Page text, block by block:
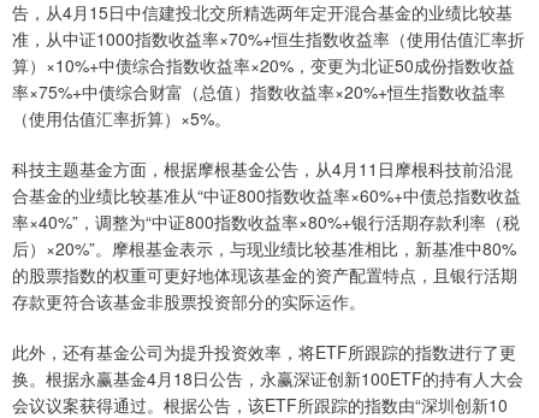
告，从4月15日中信建投北交所精选两年定开混合基金的业绩比较基
准，从中证1000指数收益率×70%+恒生指数收益率（使用估值汇率折
算）×10%+中债综合指数收益率×20%，变更为北证50成份指数收益
率×75%+中债综合财富（总值）指数收益率×20%+恒生指数收益率
（使用估值汇率折算）×5%。
科技主题基金方面，根据摩根基金公告，从4月11日摩根科技前沿混
合基金的业绩比较基准从“中证800指数收益率×60%+中债总指数收益
率×40%”，调整为“中证800指数收益率×80%+银行活期存款利率（税
后）×20%”。摩根基金表示，与现业绩比较基准相比，新基准中80%
的股票指数的权重可更好地体现该基金的资产配置特点，且银行活期
存款更符合该基金非股票投资部分的实际运作。
此外，还有基金公司为提升投资效率，将ETF所跟踪的指数进行了更
换。根据永赢基金4月18日公告，永赢深证创新100ETF的持有人大会
会议议案获得通过。根据公告，该ETF所跟踪的指数由“深圳创新10